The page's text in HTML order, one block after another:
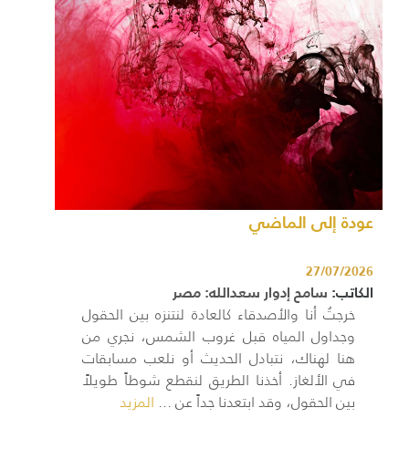
عودة إلى الماضي
27/07/2026
الكاتب:سامح إدوار سعدالله: مصر
خرجتُ أنا والأصدقاء كالعادة لنتنزه بين الحقول
وجداول المياه قبل غروب الشمس، نجري من
هنا لهناك، نتبادل الحديث أو نلعب مسابقات
في الألغاز. أخذنا الطريق لنقطع شوطاً طويلاً
بين الحقول، وقد ابتعدنا جداً عن ...المزيد